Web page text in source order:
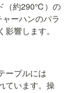
（約290℃）の
ーハンのパラ
響します。
ーブルには
ています。操